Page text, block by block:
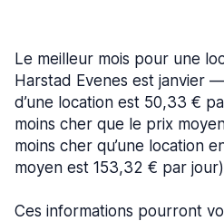
Le meilleur mois pour une
Harstad Evenes est janvier
d’une location est 50,33 €
moins cher que le prix
moins cher qu’une location
moyen est 153,32 € par
Ces informations pourront